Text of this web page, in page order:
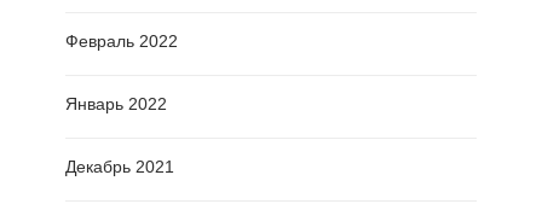
Февраль 2022
Январь 2022
Декабрь 2021